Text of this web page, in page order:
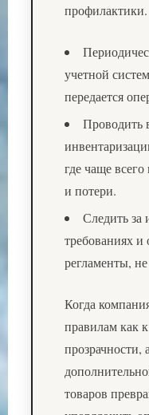
профилактики.
учетной
передается
Проводить
где чаще
и потери.
Следить за
требованиях и
регламенты,
Когда
правилам как
прозрачности,
товаров